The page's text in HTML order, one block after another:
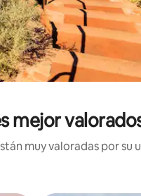
mejor
muy valoradas por